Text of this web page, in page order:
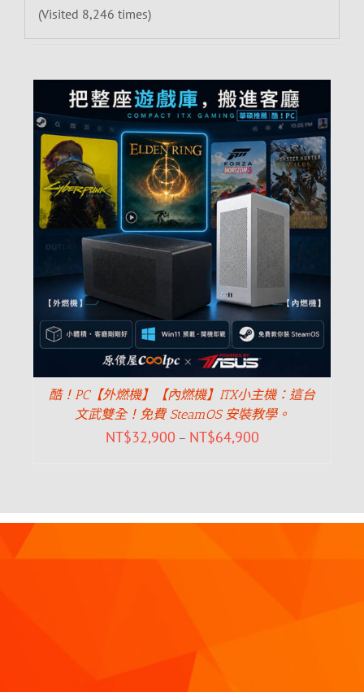
(Visited 8,246 times)
酷！PC【外燃機】【內燃機】ITX小主機：這台
文武雙全！免費 SteamOS 安裝教學。
NT$32,900 – NT$64,900